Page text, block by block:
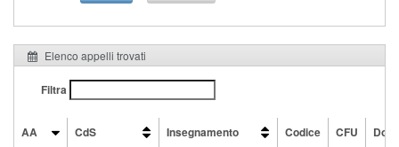
Elenco appelli trovati
Filtra
AA CdS Insegnamento Codice CFU